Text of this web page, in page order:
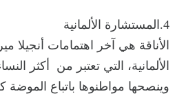
4.المستشارة الألمانية
الأناقة هي آخر اهتمامات أنجيلا
الألمانية، التي تعتبر من أكثر
وينصحها مواطنوها باتباع الموضة